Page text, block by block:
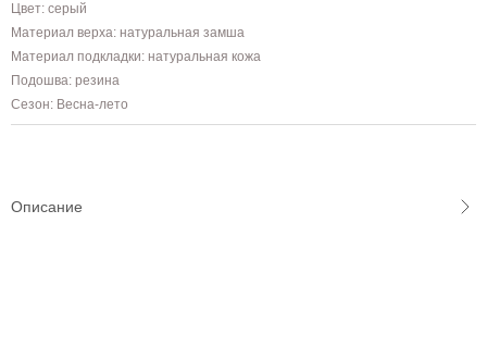
Цвет: серый
Материал верха: натуральная замша
Материал подкладки: натуральная кожа
Подошва: резина
Сезон: Весна-лето
Описание